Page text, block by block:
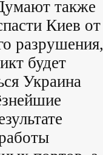
также
Киев от
разрушения,
будет
Украина